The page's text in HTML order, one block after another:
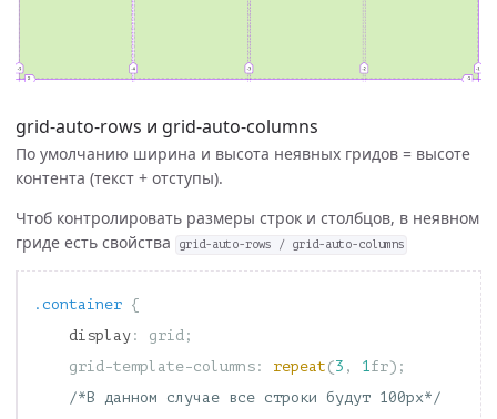
grid-auto-rows и grid-auto-columns
По умолчанию ширина и высота неявных гридов = высоте
контента (текст + отступы).
Чтоб контролировать размеры строк и столбцов, в неявном
гриде есть свойства
grid-auto-rows / grid-auto-columns
.container {
display : grid ;
grid-template-columns : repeat (3 , 1fr);
/*В данном случае все строки будут 100px*/